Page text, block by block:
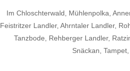
Im Chloschterwald, Mühlenpolka,
Feistritzer Landler, Ahrntaler Landler,
Tanzbode, Rehberger Landler,
Snäckan,